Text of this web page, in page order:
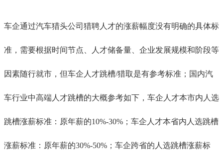
车企通过汽车猎头公司猎聘人才的涨薪幅度没有明确的具体标
准，需要根据时间节点、人才储备量、企业发展规模和阶段等
因素随行就市，但车企人才跳槽/猎取是有参考标准；国内汽
车行业中高端人才跳槽的大概参考如下，车企人才本市内人选
跳槽涨薪标准：原年薪的10%-30%；车企人才本省内人选跳槽
涨薪标准：原年薪的30%-50%；车企跨省的人选跳槽涨薪标